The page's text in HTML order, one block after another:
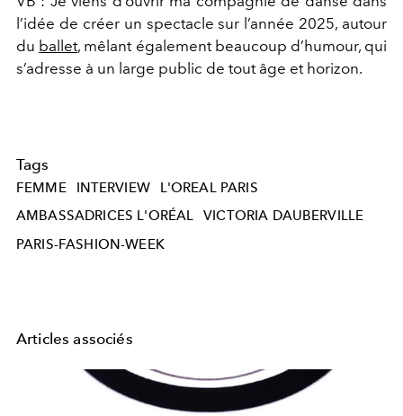
l’idée de créer un spectacle sur l’année 2025, autour
du ballet, mêlant également beaucoup d’humour, qui
s’adresse à un large public de tout âge et horizon.
Tags
FEMME INTERVIEW
L'OREAL PARIS
AMBASSADRICES L'ORÉAL
VICTORIA DAUBERVILLE
PARIS-FASHION-WEEK
Articles associés